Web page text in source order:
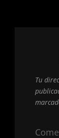
Tu